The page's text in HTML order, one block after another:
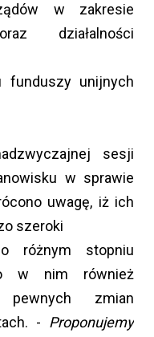
w zakresie
działalności
funduszy unijnych
sesji
w sprawie
uwagę, iż ich
szeroki
różnym stopniu
w nim również
pewnych zmian
- Proponujemy